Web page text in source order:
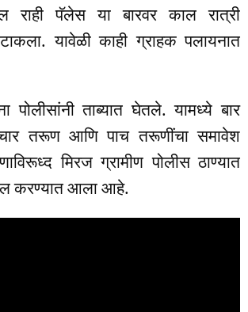
राही पॅलेस या बारवर काल रात्री
टाकला. यावेळी काही ग्राहक पलायनात
पोलीसांनी ताब्यात घेतले. यामध्ये बार
चार तरूण आणि पाच तरूणींचा समावेश
मिरज ग्रामीण पोलीस ठाण्यात
करण्यात आला आहे.